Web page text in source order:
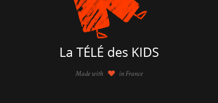
Made with in France